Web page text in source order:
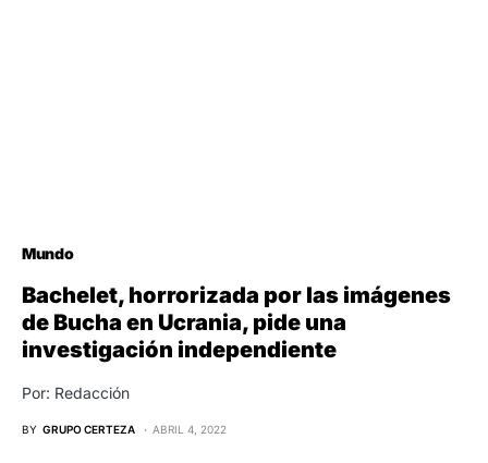
Mundo
Bachelet, horrorizada por las imágenes
de Bucha en Ucrania, pide una
investigación independiente
Por: Redacción
BY GRUPO CERTEZA ABRIL 4, 2022